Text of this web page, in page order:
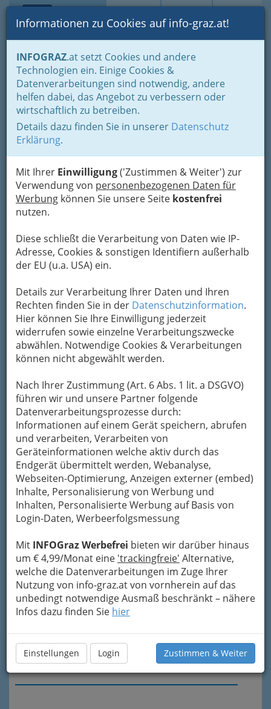
Suche Login Toggle
Informationen zu Cookies auf info-graz.at!
INFOGRAZ.at setzt Cookies und andere
Technologien ein. Einige Cookies &
Datenverarbeitungen sind notwendig, andere
helfen dabei, das Angebot zu verbessern oder
wirtschaftlich zu betreiben.
Details dazu finden Sie in unserer Datenschutz
Erklärung.
Mit Ihrer Einwilligung('Zustimmen & Weiter') zur
Verwendung von personenbezogenen Daten für
Werbung können Sie unsere Seite kostenfrei
nutzen.
Diese schließt die Verarbeitung von Daten wie IP-
Adresse, Cookies & sonstigen Identifiern außerhalb
der EU (u.a. USA) ein.
Details zur Verarbeitung Ihrer Daten und Ihren
Rechten finden Sie in der Datenschutzinformation.
Hier können Sie Ihre Einwilligung jederzeit
widerrufen sowie einzelne Verarbeitungszwecke
abwählen. Notwendige Cookies & Verarbeitungen
können nicht abgewählt werden.
Nach Ihrer Zustimmung (Art. 6 Abs. 1 lit. a DSGVO)
führen wir und unsere Partner folgende
Datenverarbeitungsprozesse durch:
Informationen auf einem Gerät speichern, abrufen
und verarbeiten, Verarbeiten von
Geräteinformationen welche aktiv durch das
Endgerät übermittelt werden, Webanalyse,
Webseiten-Optimierung, Anzeigen externer (embed)
Inhalte, Personalisierung von Werbung und
Inhalten, Personalisierte Werbung auf Basis von
Login-Daten, Werbeerfolgsmessung
Mit INFOGraz Werbefrei bieten wir darüber hinaus
um € 4,99/Monat eine 'trackingfreie' Alternative,
welche die Datenverarbeitungen im Zuge Ihrer
Nutzung von info-graz.at von vornherein auf das
unbedingt notwendige Ausmaß beschränkt – nähere
Infos dazu finden Sie hier
Einstellungen Login Zustimmen & Weiter
Home Branchen Freizeit & Sport
Vereine
Gesellschaft - Politik und Parteien
Tiervereine
Tilon - Tierliebe ohne
Grenzen e.V.
Dr. F.X. Mayr Straße 299 /6, 8962 Gröbming
+43 660 697 87 71
Karte
Kontaktaufnahme
bewahren , verwenden wir an dieser Stelle zur
Übermittlung Ihrer Nachricht ein sicheres
Formular. Ihre Nachricht wird nach dem
Absenden umgehend per Mail an das
Unternehmen Tilon - Tierliebe ohne Grenzen e.V.
weitergeleitet.
Mein Name
Meine Email Adresse
Mein Betreff
Meine Nachricht
Meine Nachricht senden